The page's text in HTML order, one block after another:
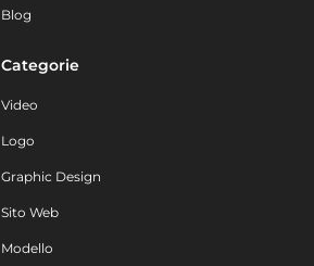
Blog
Categorie
Video
Logo
Graphic Design
Sito Web
Modello